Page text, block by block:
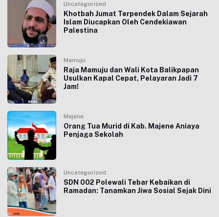
Uncategorized
Khotbah Jumat Terpendek Dalam Sejarah
Islam Diucapkan Oleh Cendekiawan
Palestina
Mamuju
Raja Mamuju dan Wali Kota Balikpapan
Usulkan Kapal Cepat, Pelayaran Jadi 7
Jam!
Majene
Orang Tua Murid di Kab. Majene Aniaya
Penjaga Sekolah
Uncategorized
SDN 002 Polewali Tebar Kebaikan di
Ramadan: Tanamkan Jiwa Sosial Sejak Dini